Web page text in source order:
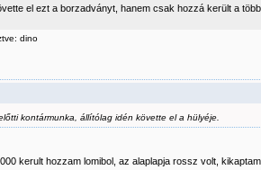
el ezt a borzadványt, hanem csak hozzá került a
dino
kontármunka, állítólag idén követte el a hülyéje.
kerult hozzam lomibol, az alaplapja rossz volt,